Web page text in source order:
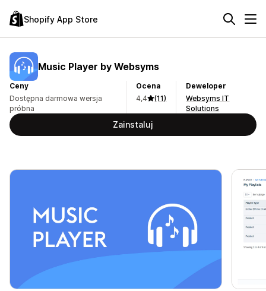
Shopify App Store
Music Player by Websyms
Ceny
Dostępna darmowa wersja
próbna
Ocena
4,4
(11)
Deweloper
Websyms IT
Solutions
Zainstaluj